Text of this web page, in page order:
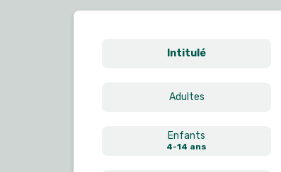
Intitulé
Adultes
Enfants
4-14 ans